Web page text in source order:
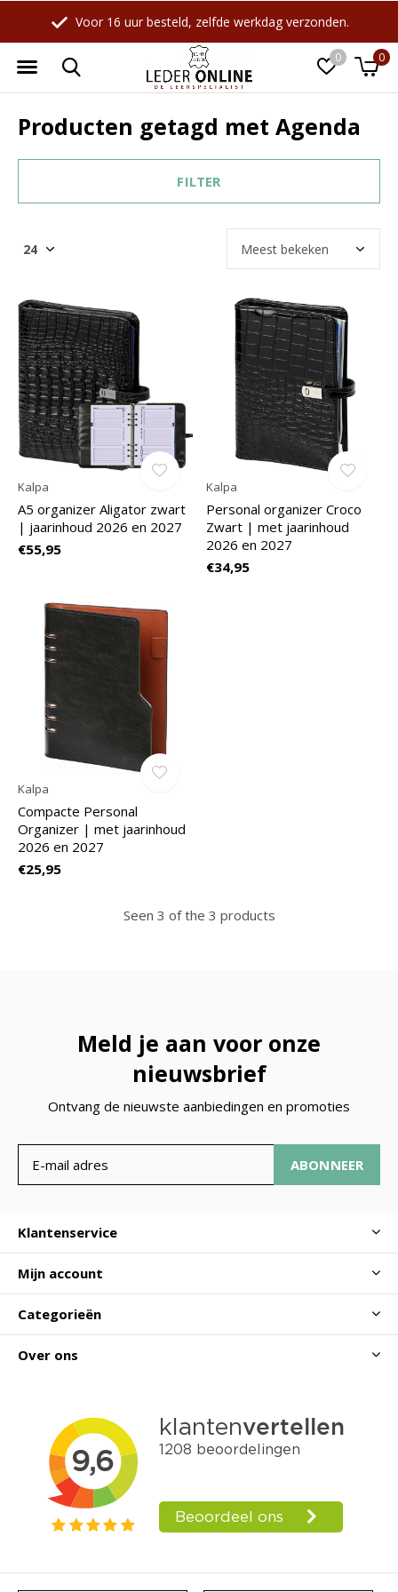
0 0
Voor 16 uur besteld, zelfde werkdag verzonden.
Producten getagd met Agenda
FILTER
Kalpa
A5 organizer Aligator zwart
| jaarinhoud 2026 en 2027
€55,95
Kalpa
Personal organizer Croco
Zwart | met jaarinhoud
2026 en 2027
€34,95
Kalpa
Compacte Personal
Organizer | met jaarinhoud
2026 en 2027
€25,95
Seen 3 of the 3 products
Meld je aan voor onze
nieuwsbrief
Ontvang de nieuwste aanbiedingen en promoties
ABONNEER
Klantenservice
Mijn account
Categorieën
Over ons